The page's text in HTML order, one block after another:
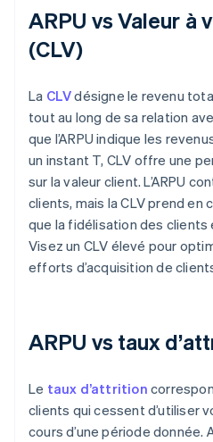
ARPU vs Valeur à
(CLV)
La CLVdésigne le revenu
tout au long de sa relation
que l’ARPU indique les
un instant T, CLV offre une
sur la valeur client. L’ARPU
clients, mais la CLV prend
que la fidélisation des
Visez un CLV élevé pour
efforts d’acquisition de
ARPU vs taux
Le taux d’attrition
clients qui cessent d’utiliser
cours d’une période donnée.